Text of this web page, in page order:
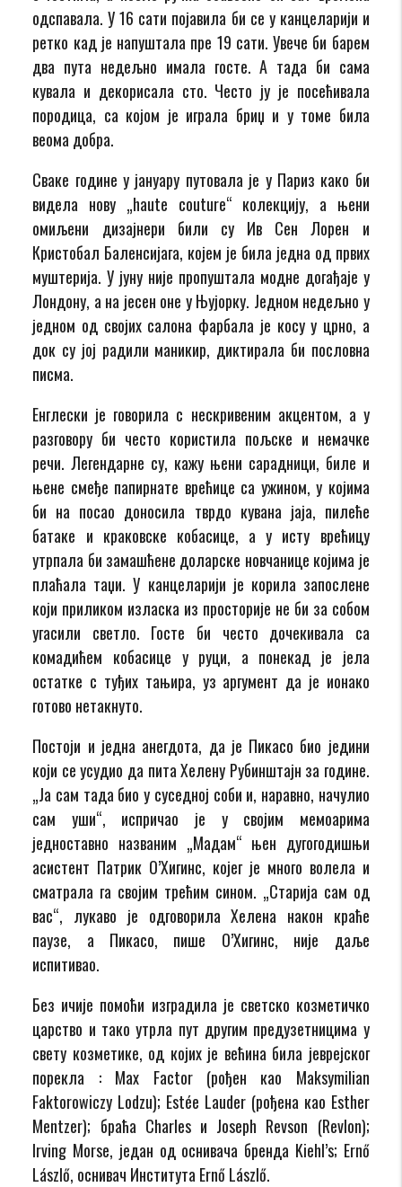
одспавала. У 16 сати појавила би се у канцеларији и
ретко кад је напуштала пре 19 сати. Увече би барем
два пута недељно имала госте. А тада би сама
кувала и декорисала сто. Често ју је посећивала
породица, са којом је играла бриџ и у томе била
веома добра.
Сваке године у јануару путовала је у Париз како би
видела нову „haute couture“ колекцију, а њени
омиљени дизајнери били су Ив Сен Лорен и
Кристобал Баленсијага, којем је била једна од првих
муштерија. У јуну није пропуштала модне догађаје у
Лондону, а на јесен оне у Њујорку. Једном недељно у
једном од својих салона фарбала је косу у црно, а
док су јој радили маникир, диктирала би пословна
писма.
Енглески је говорила с нескривеним акцентом, а у
разговору би често користила пољске и немачке
речи. Легендарне су, кажу њени сарадници, биле и
њене смеђе папирнате врећице са ужином, у којима
би на посао доносила тврдо кувана јаја, пилеће
батаке и краковске кобасице, а у исту врећицу
утрпала би замашћене доларске новчанице којима је
плаћала таџи. У канцеларији је корила запослене
који приликом изласка из просторије не би за собом
угасили светло. Госте би често дочекивала са
комадићем кобасице у руци, а понекад је јела
остатке с туђих тањира, уз аргумент да је ионако
готово нетакнуто.
Постоји и једна анегдота, да је Пикасо био једини
који се усудио да пита Хелену Рубинштајн за године.
„Ја сам тада био у суседној соби и, наравно, начулио
сам уши“, испричао је у својим мемоарима
једноставно названим „Мадам“ њен дугогодишњи
асистент Патрик О’Хигинс, којег је много волела и
сматрала га својим трећим сином. „Старија сам од
вас“, лукаво је одговорила Хелена након краће
паузе, а Пикасо, пише О’Хигинс, није даље
испитивао.
Без ичије помоћи изградила је светско козметичко
царство и тако утрла пут другим предузетницима у
свету козметике, од којих је већина била јеврејског
порекла : Max Factor (рођен као Maksymilian
Faktorowiczу Lodzu); Estée Lauder (рођена као Esther
Mentzer); браћа Charles и Joseph Revson (Revlon);
Irving Morse, један од оснивача бренда Kiehl’s; Ernő
Lászlő, оснивач Института Ernő Lászlő.